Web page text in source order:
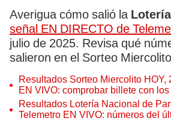
Averigua cómo salió la
señal EN DIRECTO de
julio de 2025. Revisa qué
salieron en el Sorteo
Resultados Sorteo Miercolito HOY,
EN VIVO: comprobar billete con
de la LNB y horario
Resultados Lotería Nacional de
Telemetro EN VIVO: números del